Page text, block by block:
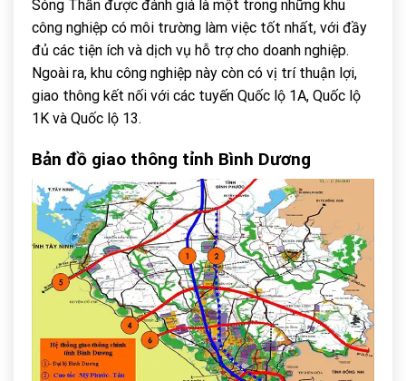
Sóng Thần được đánh giá là một trong những khu
công nghiệp có môi trường làm việc tốt nhất, với đầy
đủ các tiện ích và dịch vụ hỗ trợ cho doanh nghiệp.
Ngoài ra, khu công nghiệp này còn có vị trí thuận lợi,
giao thông kết nối với các tuyến Quốc lộ 1A, Quốc lộ
1K và Quốc lộ 13.
Bản đồ giao thông tỉnh Bình Dương